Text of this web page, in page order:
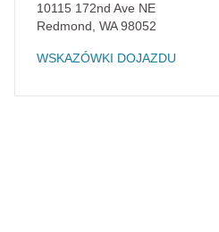
10115 172nd Ave NE
Redmond WA98052
WSKAZÓWKI DOJAZDU